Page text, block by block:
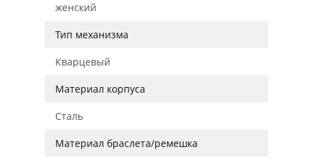
женский
Тип механизма
Кварцевый
Материал корпуса
Сталь
Материал браслета/ремешка